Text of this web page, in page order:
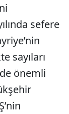
sefere
sayıları
önemli